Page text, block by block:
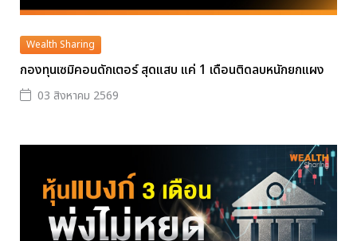
Wealth Sharing
กองทุนเซมิคอนดักเตอร์ สุดแสบ แค่ 1 เดือนติดลบหนักยกแผง
03 สิงหาคม 2569